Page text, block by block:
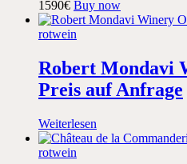
1590€ Buy now
rotwein
Robert Mondavi
Preis auf Anfrage
Weiterlesen
rotwein